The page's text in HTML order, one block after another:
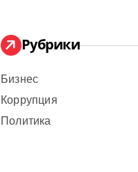
Рубрики
Бизнес
Коррупция
Политика